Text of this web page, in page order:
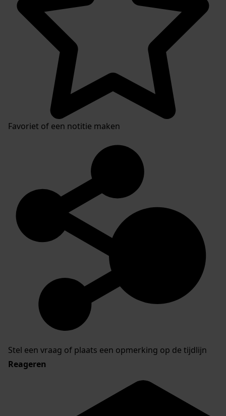
Favoriet of een notitie maken
Stel een vraag of plaats een opmerking op de tijdlijn
Reageren